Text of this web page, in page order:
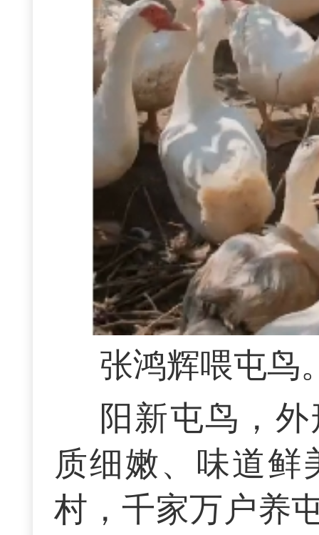
张鸿辉喂屯鸟
阳新屯鸟，
质细嫩、味道鲜
村，千家万户养